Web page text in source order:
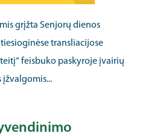
grįžta Senjorų dienos
transliacijose
feisbuko paskyroje įvairių
įžvalgomis...